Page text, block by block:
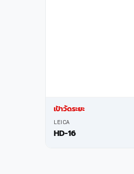
เป้าวัดระยะ
LEICA
HD-16